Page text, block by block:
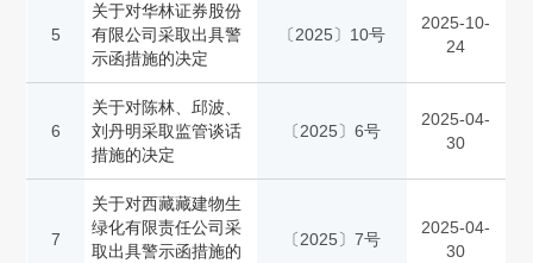
5
关于对华林证券股份
有限公司采取出具警
示函措施的决定
〔2025〕10号
2025-10-
24
6
关于对陈林、邱波、
刘丹明采取监管谈话
措施的决定
〔2025〕6号
2025-04-
30
7
关于对西藏藏建物生
绿化有限责任公司采
取出具警示函措施的
〔2025〕7号
2025-04-
30